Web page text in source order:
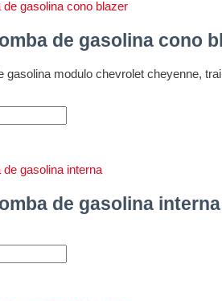
de gasolina cono
gasolina modulo chevrolet cheyenne,
de gasolina interna